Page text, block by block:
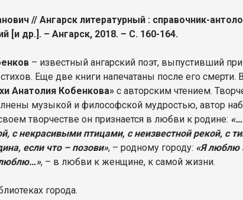
// Ангарск литературный : справочник-
[и др.]. – Ангарск, 2018. – С. 160-164.
– известный ангарский поэт, выпустивший
Еще две книги напечатаны после его смерти.
Анатолия Кобенкова» с авторским чтением.
музыкой и философской мудростью, автор
творчестве он признается в любви к родине:
с некрасивыми птицами, с неизвестной рекой, с
если что – позови», – родному городу: «Я люблю
, – в любви к женщине, к самой жизни.
города.